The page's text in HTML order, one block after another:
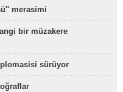
merasimi
bir müzakere
sürüyor